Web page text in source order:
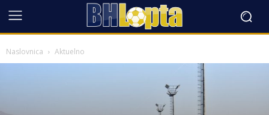
Naslovnica Aktuelno